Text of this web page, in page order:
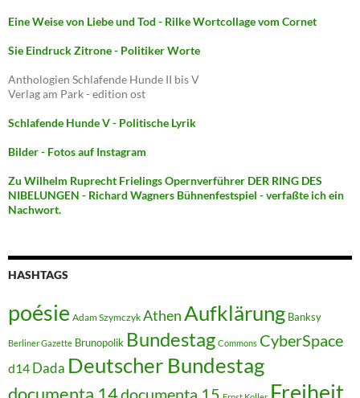
Eine Weise von Liebe und Tod - Rilke Wortcollage vom Cornet
Sie Eindruck Zitrone - Politiker Worte
Anthologien Schlafende Hunde II bis V
Verlag am Park - edition ost
Schlafende Hunde V - Politische Lyrik
Bilder - Fotos auf Instagram
Zu Wilhelm Ruprecht Frielings Opernverführer DER RING DES
NIBELUNGEN - Richard Wagners Bühnenfestspiel - verfaßte ich ein
Nachwort.
HASHTAGS
poésie Adam Szymczyk AthenAufklärung Banksy
Berliner Gazette Brunopolik Bundestag Commons CyberSpace
d14 Dada Deutscher Bundestag
documenta 14documenta 15 Freiheit